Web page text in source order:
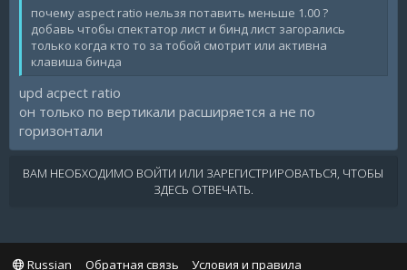
почему aspect ratio нельзя потавить меньше 1.00 ?
добавь чтобы спектатор лист и бинд лист загорались
только когда кто то за тобой смотрит или активна
клавиша бинда
upd acpect ratio
он только по вертикали расширяется а не по
горизонтали
ВАМ НЕОБХОДИМО ВОЙТИ ИЛИ ЗАРЕГИСТРИРОВАТЬСЯ, ЧТОБЫ
ЗДЕСЬ ОТВЕЧАТЬ.
Russian Обратная связь Условия и правила